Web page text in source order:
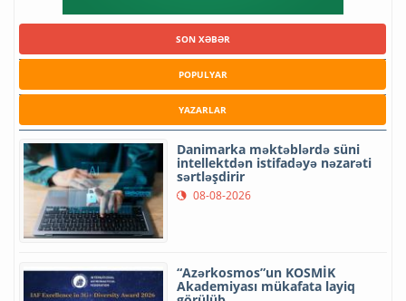
SON XƏBƏR
POPULYAR
YAZARLAR
Danimarka məktəblərdə süni
intellektdən istifadəyə nəzarəti
sərtləşdirir
08-08-2026
“Azərkosmos”un KOSMİK
Akademiyası mükafata layiq